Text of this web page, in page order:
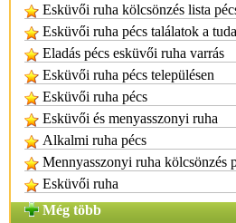
Esküvői ruha kölcsönzés lista
Esküvői ruha pécs találatok a
Eladás pécs esküvői ruha varrás
Esküvői ruha pécs településen
Esküvői ruha pécs
Esküvői és menyasszonyi ruha
Alkalmi ruha pécs
Mennyasszonyi ruha kölcsönzés
Esküvői ruha
Még több